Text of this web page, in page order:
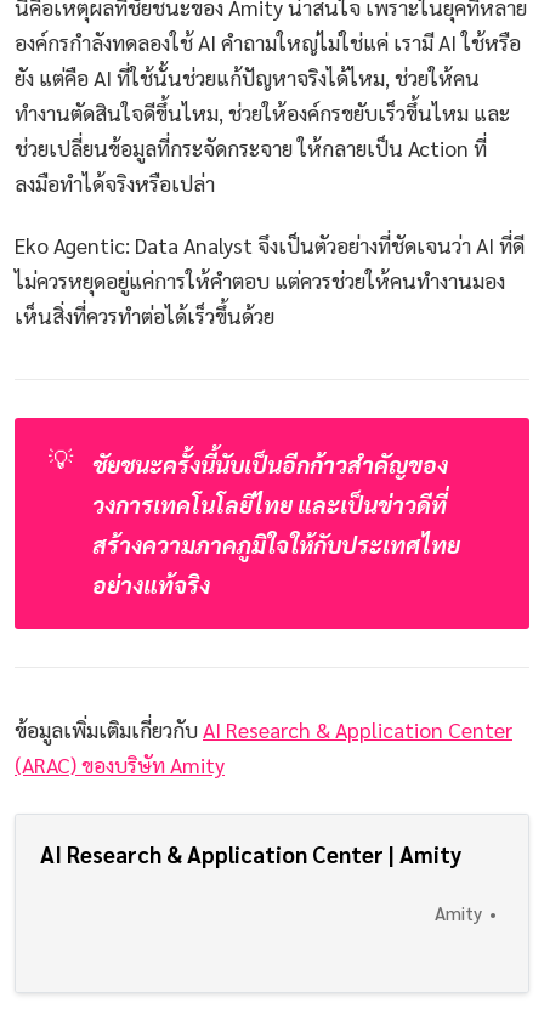
นี่คือเหตุผลที่ชัยชนะของ Amity น่าสนใจ เพราะในยุคที่หลาย
องค์กรกำลังทดลองใช้ AI คำถามใหญ่ไม่ใช่แค่ เรามี AI ใช้หรือ
ยัง แต่คือ AI ที่ใช้นั้นช่วยแก้ปัญหาจริงได้ไหม, ช่วยให้คน
ทำงานตัดสินใจดีขึ้นไหม, ช่วยให้องค์กรขยับเร็วขึ้นไหม และ
ช่วยเปลี่ยนข้อมูลที่กระจัดกระจาย ให้กลายเป็น Action ที่
ลงมือทำได้จริงหรือเปล่า
Eko Agentic: Data Analyst จึงเป็นตัวอย่างที่ชัดเจนว่า AI ที่ดี
ไม่ควรหยุดอยู่แค่การให้คำตอบ แต่ควรช่วยให้คนทำงานมอง
เห็นสิ่งที่ควรทำต่อได้เร็วขึ้นด้วย
💡
ชัยชนะครั้งนี้นับเป็นอีกก้าวสำคัญของ
วงการเทคโนโลยีไทย และเป็นข่าวดีที่
สร้างความภาคภูมิใจให้กับประเทศไทย
อย่างแท้จริง
ข้อมูลเพิ่มเติมเกี่ยวกับAI Research & Application Center
(ARAC) ของบริษัท Amity
AI Research & Application Center | Amity
Amity